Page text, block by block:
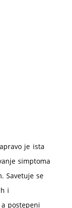
je ista
simptoma
Savetuje se
i
postepeni